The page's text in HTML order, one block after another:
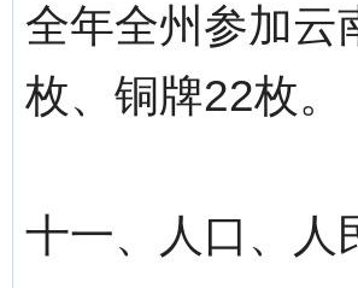
全年全州参加云
枚、铜牌22枚。
十一、人口、人